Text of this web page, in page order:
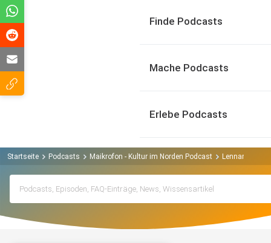
Finde Podcasts
Mache Podcasts
Erlebe Podcasts
Startseite Podcasts Maikrofon - Kultur im Norden Podcast Lennart A.